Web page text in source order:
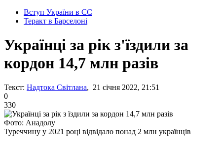
Вступ України в ЄС
Теракт в Барселоні
Українці за рік з'їздили за
кордон 14,7 млн разів
Текст: Надтока Світлана, 21 січня 2022, 21:51
0
330
Фото: Анадолу
Туреччину у 2021 році відвідало понад 2 млн українців